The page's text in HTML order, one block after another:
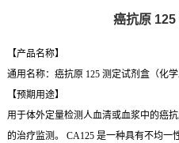
癌抗原 125
【产品名称】
通用名称：癌抗原 125 测定试剂盒（化学
【预期用途】
用于体外定量检测人血清或血浆中的癌
的治疗监测。 CA125 是一种具有不均